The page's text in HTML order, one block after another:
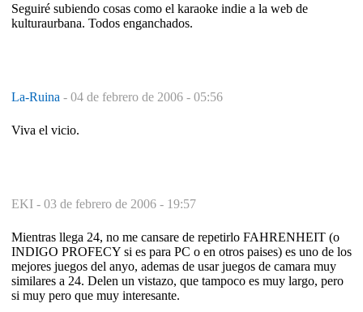
Seguiré subiendo cosas como el karaoke indie a la web de
kulturaurbana. Todos enganchados.
La-Ruina - 04 de febrero de 2006 - 05:56
Viva el vicio.
EKI - 03 de febrero de 2006 - 19:57
Mientras llega 24, no me cansare de repetirlo FAHRENHEIT (o
INDIGO PROFECY si es para PC o en otros paises) es uno de los
mejores juegos del anyo, ademas de usar juegos de camara muy
similares a 24. Delen un vistazo, que tampoco es muy largo, pero
si muy pero que muy interesante.